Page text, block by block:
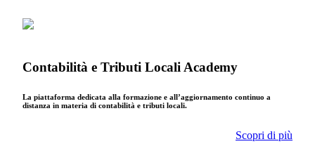
Contabilità e Tributi Locali Academy
La piattaforma dedicata alla formazione e all’aggiornamento continuo a
distanza in materia di contabilità e tributi locali.
Scopri di più